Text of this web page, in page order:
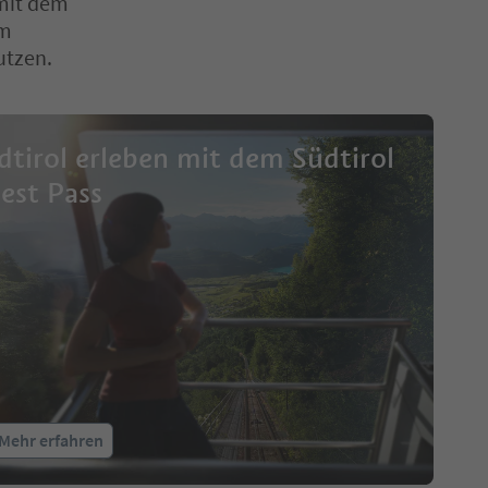
erleben mit dem Südtirol
Pass
erfahren